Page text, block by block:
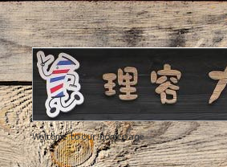
Welcome to our homepage